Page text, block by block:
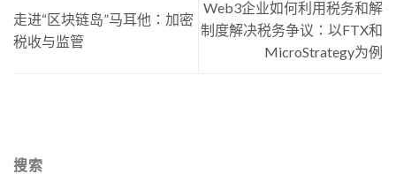
走进“区块链岛”马耳他：加密
税收与监管
Web3企业如何利用税务和解
制度解决税务争议：以FTX和
MicroStrategy为例
搜索